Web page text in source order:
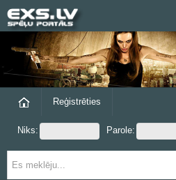
Reģistrēties
Niks: Parole: